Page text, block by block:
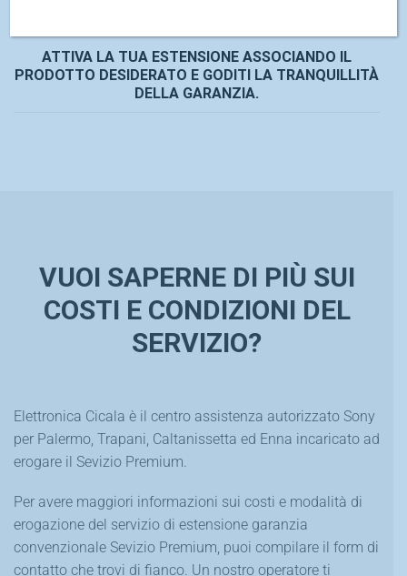
ATTIVA LA TUA ESTENSIONE ASSOCIANDO IL
PRODOTTO DESIDERATO E GODITI LA TRANQUILLITÀ
DELLA GARANZIA.
VUOI SAPERNE DI PIÙ SUI
COSTI E CONDIZIONI DEL
SERVIZIO?
Elettronica Cicala è il centro assistenza autorizzato Sony
per Palermo, Trapani, Caltanissetta ed Enna incaricato ad
erogare il Sevizio Premium.
Per avere maggiori informazioni sui costi e modalità di
erogazione del servizio di estensione garanzia
convenzionale Sevizio Premium, puoi compilare il form di
contatto che trovi di fianco. Un nostro operatore ti